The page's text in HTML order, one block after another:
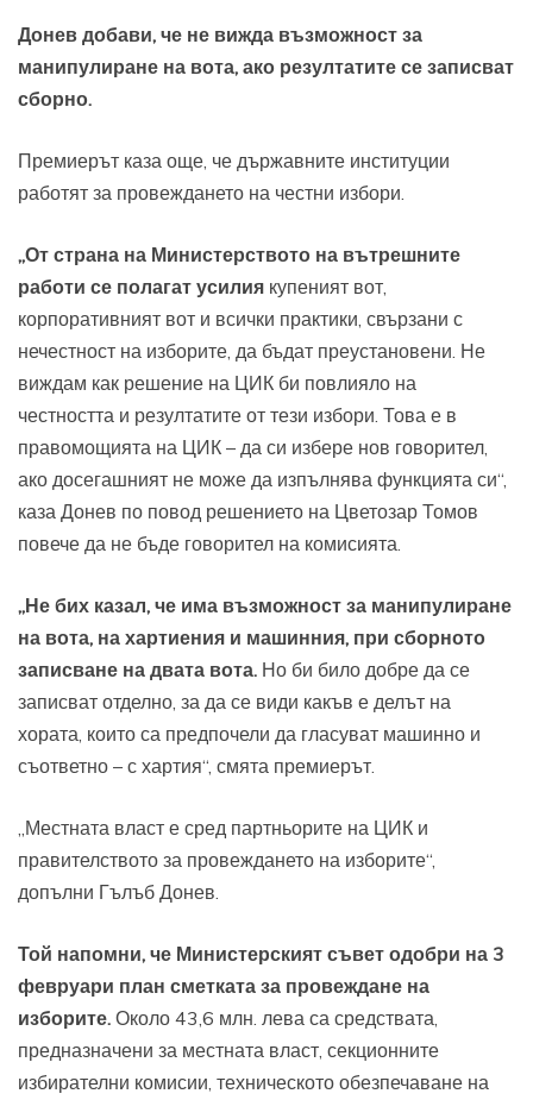
Донев добави, че не вижда възможност за
манипулиране на вота, ако резултатите се записват
сборно.
Премиерът каза още, че държавните институции
работят за провеждането на честни избори.
„От страна на Министерството на вътрешните
работи се полагат усилия купеният вот,
корпоративният вот и всички практики, свързани с
нечестност на изборите, да бъдат преустановени. Не
виждам как решение на ЦИК би повлияло на
честността и резултатите от тези избори. Това е в
правомощията на ЦИК – да си избере нов говорител,
ако досегашният не може да изпълнява функцията си“,
каза Донев по повод решението на Цветозар Томов
повече да не бъде говорител на комисията.
„Не бих казал, че има възможност за манипулиране
на вота, на хартиения и машинния, при сборното
записване на двата вота. Но би било добре да се
записват отделно, за да се види какъв е делът на
хората, които са предпочели да гласуват машинно и
съответно – с хартия“, смята премиерът.
„Местната власт е сред партньорите на ЦИК и
правителството за провеждането на изборите“,
допълни Гълъб Донев.
Той напомни, че Министерският съвет одобри на 3
февруари план сметката за провеждане на
изборите. Около 43,6 млн. лева са средствата,
предназначени за местната власт, секционните
избирателни комисии, техническото обезпечаване на